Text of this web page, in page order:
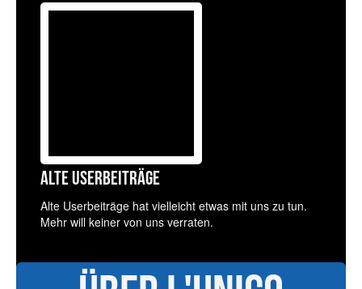
Alte Userbeiträge
Alte Userbeiträge hat vielleicht etwas mit uns zu tun.
Mehr will keiner von uns verraten.